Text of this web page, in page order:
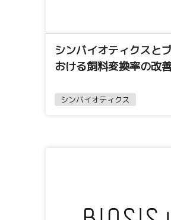
シンバイオティクスと
おける飼料変換率の改
シンバイオティクス